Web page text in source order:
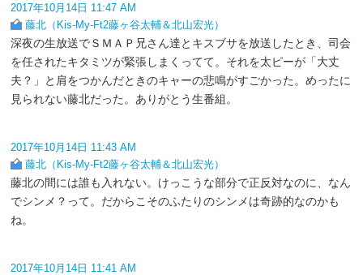
2017年10月14日 11:47 AM
藤北（Kis-My-Ft2藤ヶ谷太輔＆北山宏光）
深夜の生放送でＳＭＡＰ兄さん達とキスブサを放送したとき、司会
を任されたキタミツが緊張しまくってて。それを太ピーが「大丈
夫？」と肩をつかんだときのキャーの悲鳴がすごかった。めったに
見られない藤北だった。ありがとう生番組。
2017年10月14日 11:43 AM
藤北（Kis-My-Ft2藤ヶ谷太輔＆北山宏光）
藤北の間には誰も入れない。けっこうな部分で正反対なのに、なん
でシンメ？って。だからこそのふたりのシンメは奇跡的なのかも
ね。
2017年10月14日 11:41 AM